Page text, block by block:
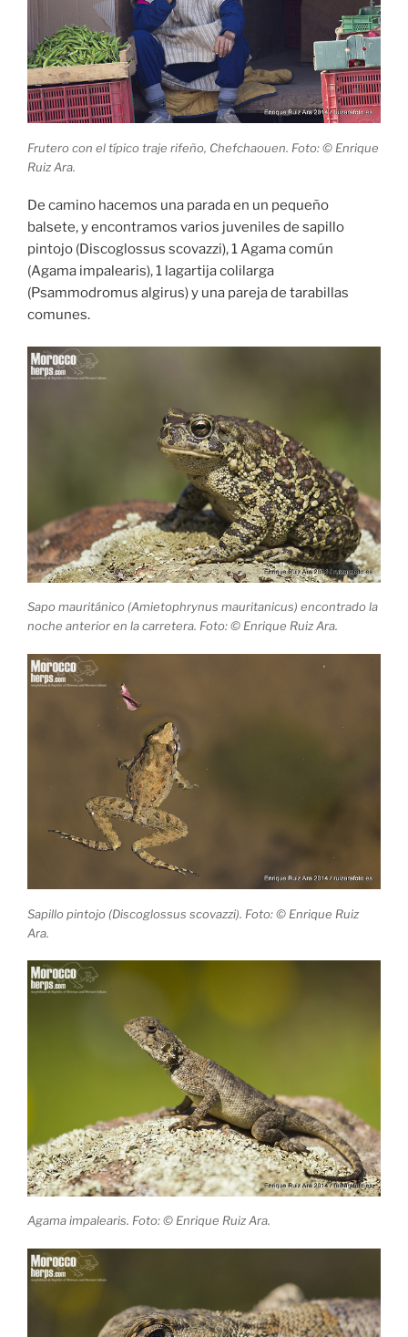
Frutero con el típico traje rifeño, Chefchaouen. Foto: © Enrique
Ruiz Ara.
De camino hacemos una parada en un pequeño
balsete, y encontramos varios juveniles de sapillo
pintojo (Discoglossus scovazzi), 1 Agama común
(Agama impalearis), 1 lagartija colilarga
(Psammodromus algirus) y una pareja de tarabillas
comunes.
Sapo mauritánico (Amietophrynus mauritanicus) encontrado la
noche anterior en la carretera. Foto: © Enrique Ruiz Ara.
Sapillo pintojo (Discoglossus scovazzi). Foto: © Enrique Ruiz
Ara.
Agama impalearis. Foto: © Enrique Ruiz Ara.